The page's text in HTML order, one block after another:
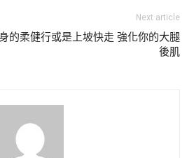
的柔
Next article
健行或是上坡快走 強化你的大腿
後肌